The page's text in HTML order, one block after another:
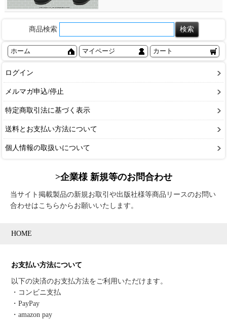
商品検索
ホーム マイページ カート
ログイン
メルマガ申込/停止
特定商取引法に基づく表示
送料とお支払い方法について
個人情報の取扱いについて
>企業様 新規等のお問合わせ
当サイト掲載製品の新規お取引や出版社様等商品リースのお問い
合わせはこちらからお願いいたします。
HOME
お支払い方法について
以下の決済のお支払方法をご利用いただけます。
・コンビニ支払
・PayPay
・amazon pay